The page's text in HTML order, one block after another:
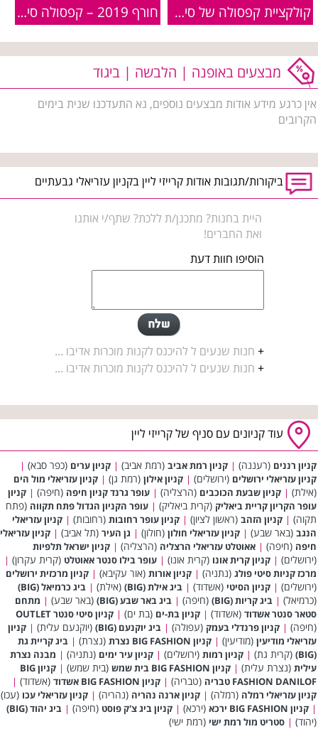
קולקציית קפסולה של סיגל דקל לקרייזי ליין חורף 2019 – קפסולה סיגל דקל לקרייזי ליין
מבצעים באופנה | הלבשה | ביגוד
אין כרגע מידע אודות מבצעים נוספים, נא התעדכנו שנית בימים
הקרובים
ביקורות/תגובות אודות קרייזי ליין בקניון עזריאלי גבעתיים
היית בחנות? מתכנן/ת ללכת? שתף/י אותנו
ואת החברים!
הוסיפו חוות דעת
+ חנות שנעים ל להיכנס לקנות מוכרות אדיבו ...
+ חנות שנעים ל להיכנס לקנות מוכרות אדיבו ...
עוד קניונים עם סניף של קרייזי ליין
קניון רננים (רעננה) | קניון רמת אביב (רמת אביב) | קניון ערים (כפר סבא) |
קניון עזריאלי ירושלים (ירושלים) | קניון אילון (רמת גן) | קניון עזריאלי מול הים
(אילת) | קניון שבעת הכוכבים (הרצליה) | עופר גרנד קניון חיפה (חיפה) | קניון
עופר הקריון קריית ביאליק (קרית ביאליק) | עופר הקניון הגדול פתח תקווה (פתח
תקוה) | קניון הזהב (ראשון לציון) | קניון עופר רחובות (רחובות) | קניון עזריאלי
הנגב (באר שבע) | קניון עזריאלי חולון (חולון) | גן העיר (תל אביב) | קניון עזריאלי
חיפה (חיפה) | אאוטלט עזריאלי הרצליה (הרצליה) | קניון ישראל תלפיות
(ירושלים) | קניון קרית אונו (קרית אונו) | עופר בילו סנטר אאוטלט (קרית עקרון) |
מרכז קניות סיטי פולג (נתניה) | קניון אורות (אור עקיבא) | קניון מרכזית ירושלים
(ירושלים) | קניון הסיטי (אשדוד) | ביג אילת (BIG) (אילת) | ביג כרמיאל (BIG)
(כרמיאל) | ביג קריות (BIG) (חיפה) | ביג באר שבע (BIG) (באר שבע) | מתחם
סטאר סנטר אשדוד (אשדוד) | קניון בת-ים (בת ים) | קניון סיטי סנטר OUTLET
(חיפה) | קניון פרנדלי בעמק (עפולה) | ביג יוקנעם (BIG) (יוקנעם עלית) | קניון
עזריאלי מודיעין (מודיעין) | קניון BIG FASHION נצרת (נצרת) | ביג קריית גת
(BIG)
(קרית גת) | קניון רמות (ירושלים) | קניון עיר ימים (נתניה) | מבנה נצרת
עילית (נצרת עלית) | קניון BIG FASHION בית שמש (בית שמש) |
קניון BIG
FASHION DANILOF טבריה
(טבריה) | קניון BIG FASHION אשדוד (אשדוד) |
קניון עזריאלי רמלה (רמלה) | קניון ארנה נהריה (נהריה) | קניון עזריאלי עכו (עכו)
| קניון BIG FASHION ירכא (ירכא) | קניון ביג צ'ק פוסט (חיפה) | ביג יהוד (BIG)
(יהוד) | סטריט מול רמת ישי (רמת ישי)